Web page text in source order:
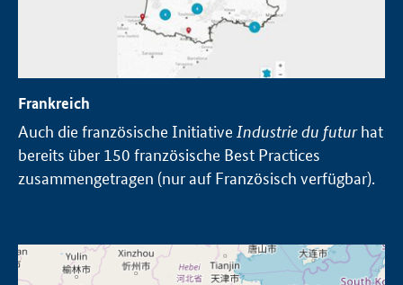
Frankreich
Auch die französische Initiative Industrie du futurhat
bereits über 150 französische Best Practices
zusammengetragen (nur auf Französisch verfügbar).
Öffnet Einzelsicht